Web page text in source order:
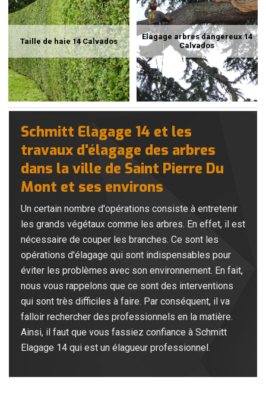
Taille de haie 14 Calvados
Elagage arbres dangereux 14
Calvados
Schmitt Elagage 14 et les
travaux d'élagage des arbres
dans la ville de Saint Pierre Du
Mont et ses environs
Un certain nombre d'opérations consiste à entretenir
les grands végétaux comme les arbres. En effet, il est
nécessaire de couper les branches. Ce sont les
opérations d'élagage qui sont indispensables pour
éviter les problèmes avec son environnement. En fait,
nous vous rappelons que ce sont des interventions
qui sont très difficiles à faire. Par conséquent, il va
falloir rechercher des professionnels en la matière.
Ainsi, il faut que vous fassiez confiance à Schmitt
Elagage 14 qui est un élagueur professionnel.